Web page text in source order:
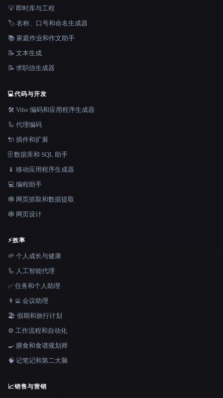
💡 即时库与工程
🏷️ 名称、口号和命名生成器
📚 家庭作业和作文助手
📝 文本生成
📝 求职信生成器
💻代码与开发
🛠️ Vibe 编码和应用程序生成器
🦾 代理编码
🔌 插件和扩展
🗄️ 数据库和 SQL 助手
📱 移动应用程序生成器
💻 编程助手
🕸️ 网页抓取和数据提取
🕸 网页设计
⚡效率
🌱 个人成长与健康
🦾 人工智能代理
✅ 任务和个人助理
👨‍💻 会议助理
🏖 假期和旅行计划
⚙️ 工作流程和自动化
🍳 膳食和食谱规划师
🧠 记笔记和第二大脑
📈销售与营销